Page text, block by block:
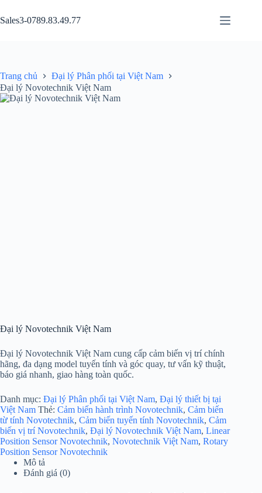
đến
phần
Sales3-0789.83.49.77
Trang chủ
Đại lý Phân phối tại Việt Nam
Đại lý Novotechnik Việt Nam
Đại lý Novotechnik Việt Nam
Đại lý Novotechnik Việt Nam cung cấp cảm biến vị trí chính
hãng, đa dạng model tuyến tính và góc quay, tư vấn kỹ thuật,
báo giá nhanh, giao hàng toàn quốc.
Danh mục: Đại lý Phân phối tại Việt Nam, Đại lý thiết bị tại
Việt Nam Thẻ: Cảm biến hành trình Novotechnik, Cảm biến
từ tính Novotechnik, Cảm biến tuyến tính Novotechnik, Cảm
biến vị trí Novotechnik, Đại lý Novotechnik Việt Nam, Linear
Position Sensor Novotechnik, Novotechnik Việt Nam, Rotary
Position Sensor Novotechnik
Mô tả
Đánh giá (0)